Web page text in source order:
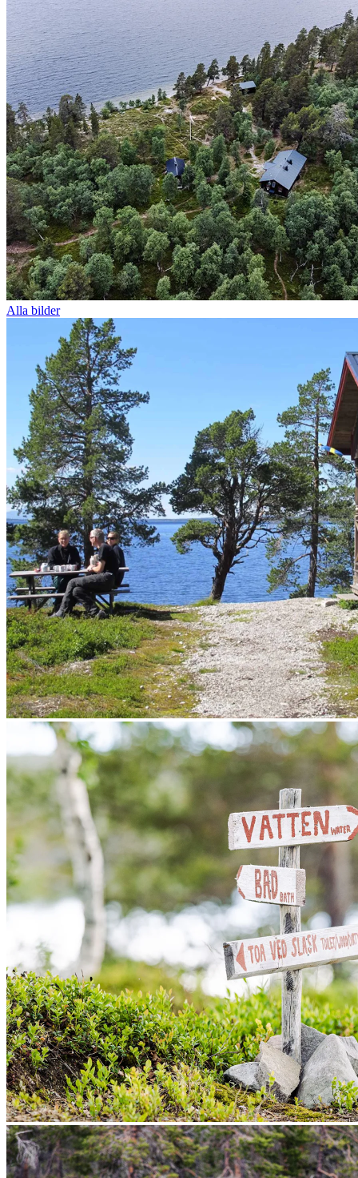
Alla bilder